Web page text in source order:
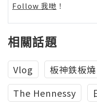
Follow 我哋 ！
相關話題
Vlog 板神鉄板
The Hennessy